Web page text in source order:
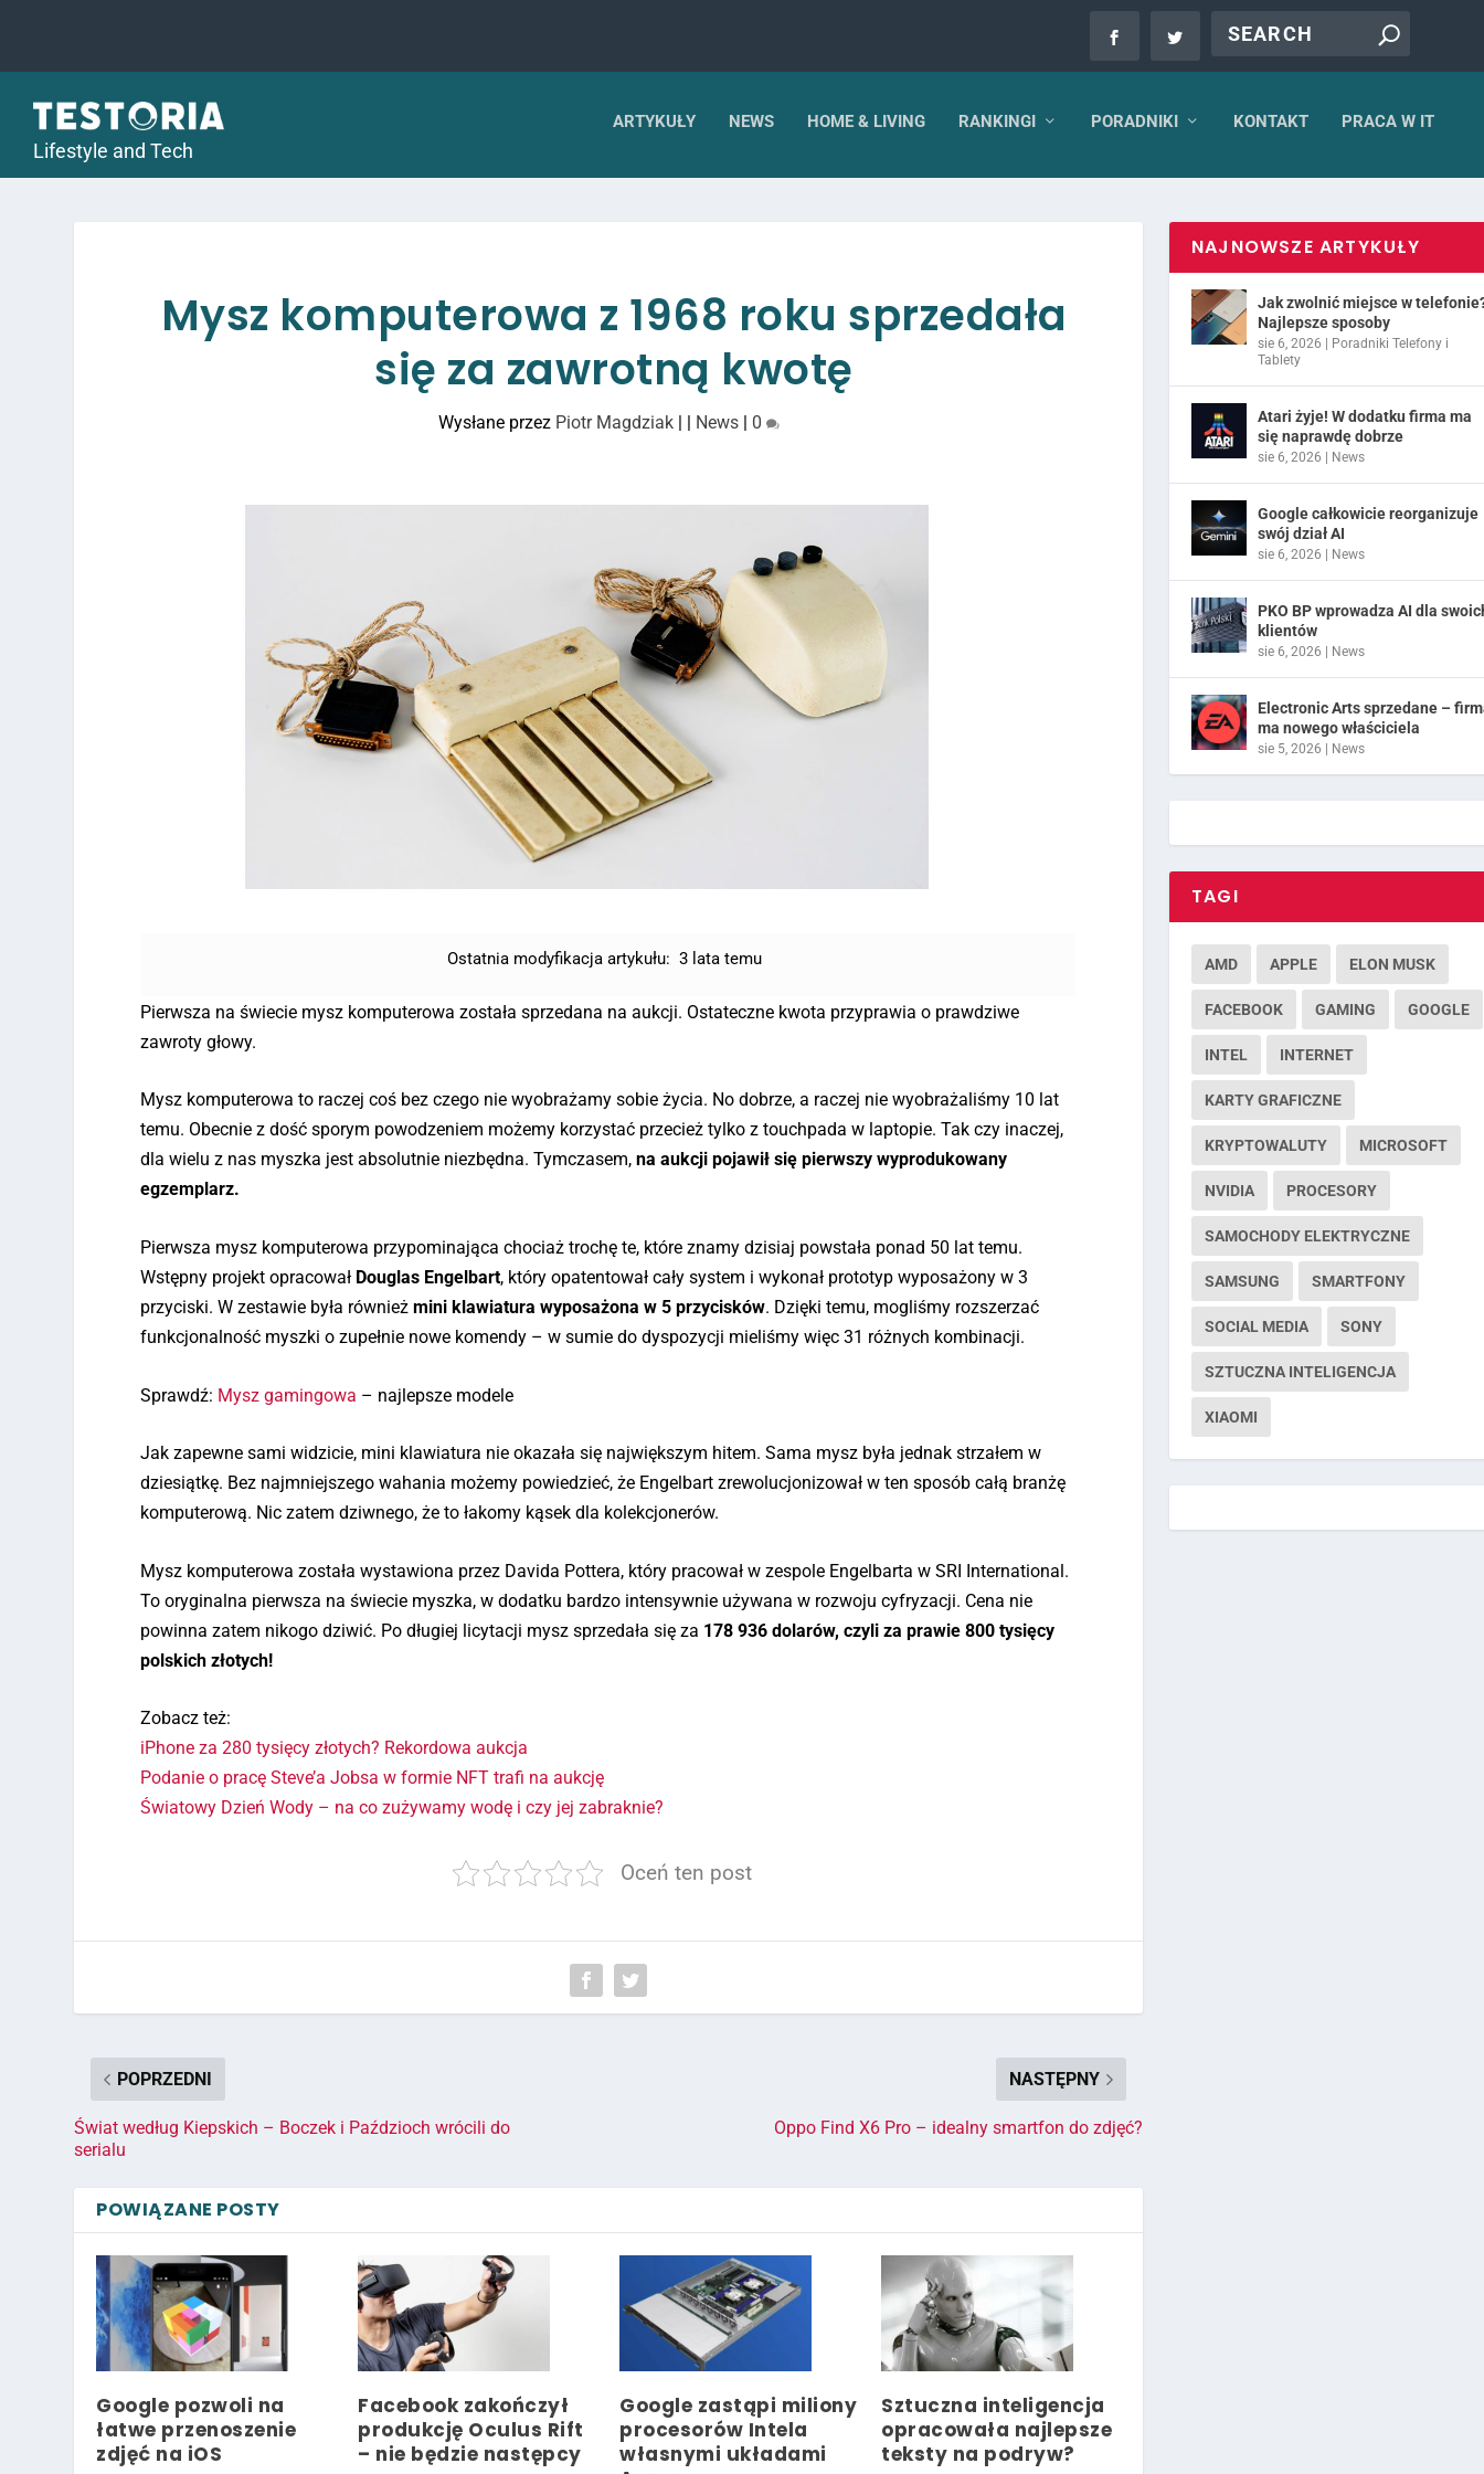
Lifestyle and Tech
ARTYKUŁY NEWS HOME & LIVING RANKINGI PORADNIKI KONTAKT PRACA W IT
Mysz komputerowa z 1968 roku sprzedała
się za zawrotną kwotę
Wysłane przez Piotr Magdziak| | News| 0
Ostatnia modyfikacja artykułu: 3 lata temu
Pierwsza na świecie mysz komputerowa została sprzedana na aukcji. Ostateczne kwota przyprawia o prawdziwe
zawroty głowy.
Mysz komputerowa to raczej coś bez czego nie wyobrażamy sobie życia. No dobrze, a raczej nie wyobrażaliśmy 10 lat
temu. Obecnie z dość sporym powodzeniem możemy korzystać przecież tylko z touchpada w laptopie. Tak czy inaczej,
dla wielu z nas myszka jest absolutnie niezbędna. Tymczasem,na aukcji pojawił się pierwszy wyprodukowany
egzemplarz.
Pierwsza mysz komputerowa przypominająca chociaż trochę te, które znamy dzisiaj powstała ponad 50 lat temu.
Wstępny projekt opracował Douglas Engelbart, który opatentował cały system i wykonał prototyp wyposażony w 3
przyciski. W zestawie była równieżmini klawiatura wyposażona w 5 przycisków. Dzięki temu, mogliśmy rozszerzać
funkcjonalność myszki o zupełnie nowe komendy – w sumie do dyspozycji mieliśmy więc 31 różnych kombinacji.
Sprawdź: Mysz gamingowa – najlepsze modele
Jak zapewne sami widzicie, mini klawiatura nie okazała się największym hitem. Sama mysz była jednak strzałem w
dziesiątkę. Bez najmniejszego wahania możemy powiedzieć, że Engelbart zrewolucjonizował w ten sposób całą branżę
komputerową. Nic zatem dziwnego, że to łakomy kąsek dla kolekcjonerów.
Mysz komputerowa została wystawiona przez Davida Pottera, który pracował w zespole Engelbarta w SRI International.
To oryginalna pierwsza na świecie myszka, w dodatku bardzo intensywnie używana w rozwoju cyfryzacji. Cena nie
powinna zatem nikogo dziwić. Po długiej licytacji mysz sprzedała się za 178 936 dolarów, czyli za prawie 800 tysięcy
polskich złotych!
Zobacz też:
iPhone za 280 tysięcy złotych? Rekordowa aukcja
Podanie o pracę Steve’a Jobsa w formie NFT trafi na aukcję
Światowy Dzień Wody – na co zużywamy wodę i czy jej zabraknie?
Oceń ten post
POPRZEDNI
Świat według Kiepskich – Boczek i Paździoch wrócili do
serialu
NASTĘPNY
Oppo Find X6 Pro – idealny smartfon do zdjęć?
POWIĄZANE POSTY
Google pozwoli na
łatwe przenoszenie
zdjęć na iOS
Facebook zakończył
produkcję Oculus Rift
– nie będzie następcy
Google zastąpi miliony
procesorów Intela
własnymi układami
Sztuczna inteligencja
opracowała najlepsze
teksty na podryw?
NAJNOWSZE ARTYKUŁY
Jak zwolnić miejsce w
Najlepsze sposoby
sie 6, 2026 | Poradniki Telefony i
Tablety
Atari żyje! W dodatku firma ma
się naprawdę dobrze
sie 6, 2026 | News
Google całkowicie reorganizuje
swój dział AI
sie 6, 2026 | News
PKO BP wprowadza AI dla
klientów
sie 6, 2026 | News
Electronic Arts sprzedane –
ma nowego właściciela
sie 5, 2026 | News
TAGI
AMD APPLE ELON MUSK
FACEBOOK GAMING GOOGLE
INTEL INTERNET
KARTY GRAFICZNE
KRYPTOWALUTY MICROSOFT
NVIDIA PROCESORY
SAMOCHODY ELEKTRYCZNE
SAMSUNG SMARTFONY
SOCIAL MEDIA SONY
SZTUCZNA INTELIGENCJA
XIAOMI